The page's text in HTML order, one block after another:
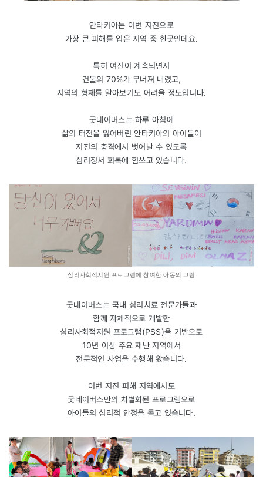
안타키아는 이번 지진으로
가장 큰 피해를 입은 지역 중 한곳인데요.
특히 여진이 계속되면서
건물의 70%가 무너져 내렸고,
지역의 형체를 알아보기도 어려울 정도입니다.
굿네이버스는 하루 아침에
삶의 터전을 잃어버린 안타키아의 아이들이
지진의 충격에서 벗어날 수 있도록
심리정서 회복에 힘쓰고 있습니다.
심리사회적지원 프로그램에 참여한 아동의 그림
굿네이버스는 국내 심리치료 전문가들과
함께 자체적으로 개발한
심리사회적지원 프로그램(PSS)을 기반으로
10년 이상 주요 재난 지역에서
전문적인 사업을 수행해 왔습니다.
이번 지진 피해 지역에서도
굿네이버스만의 차별화된 프로그램으로
아이들의 심리적 안정을 돕고 있습니다.